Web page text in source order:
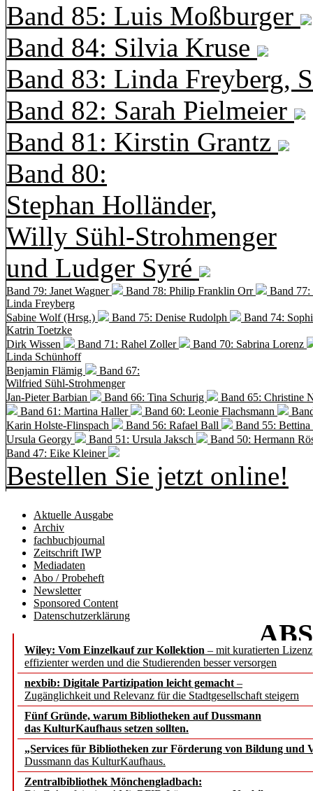
Band 85: Luis Moßburger
Band 84: Silvia Kruse
Band 83: Linda Freyberg,
Band 82: Sarah Pielmeier
Band 81: Kirstin Grantz
Band 80:
Stephan Holländer,
Willy Sühl-Strohmenger
und Ludger Syré
Band 79: Janet Wagner Band 78: Philip Franklin Orr
Band
Linda Freyberg
Sabine Wolf (Hrsg.)
Band 75: Denise Rudolph
Band 74:
Katrin Toetzke
Dirk Wissen
Band 71: Rahel Zoller
Band 70: Sabrina Lorenz
Linda Schünhoff
Benjamin Flämig
Band 67:
Wilfried Sühl-Strohmenger
Jan-Pieter Barbian
Band 66: Tina Schurig
Band 65: Christine
Band 61: Martina Haller
Band 60: Leonie Flachsmann
Karin Holste-Flinspach
Band 56: Rafael Ball
Band 55:
Ursula Georgy
Band 51: Ursula Jaksch Band 50: Hermann
Band 47: Eike Kleiner
Bestellen Sie jetzt online!
Aktuelle Ausgabe
Archiv
fachbuchjournal
Zeitschrift IWP
Mediadaten
Abo / Probeheft
Newsletter
Sponsored Content
Datenschutzerklärung
Wiley: Vom Einzelkauf zur Kollektion – mit kuratierten
effizienter werden und die Studierenden besser versorgen
nexbib: Digitale Partizipation leicht gemacht –
Zugänglichkeit und Relevanz für die Stadtgesellschaft steigern
Fünf Gründe, warum Bibliotheken auf Dussmann
das KulturKaufhaus setzen sollten.
„Services für Bibliotheken zur Förderung von Bildung und
Dussmann das KulturKaufhaus.
Zentralbibliothek Mönchengladbach:
b.i.t.
MDPI: Seriöser
im